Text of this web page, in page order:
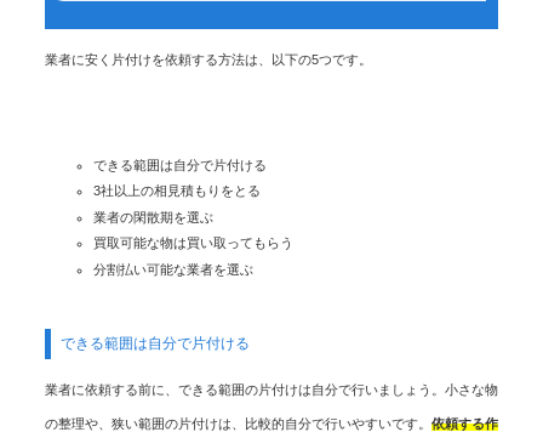
業者に安く片付けを依頼する方法は、以下の5つです。
できる範囲は自分で片付ける
3社以上の相見積もりをとる
業者の閑散期を選ぶ
買取可能な物は買い取ってもらう
分割払い可能な業者を選ぶ
できる範囲は自分で片付ける
業者に依頼する前に、できる範囲の片付けは自分で行いましょう。小さな物
の整理や、狭い範囲の片付けは、比較的自分で行いやすいです。 依頼する作